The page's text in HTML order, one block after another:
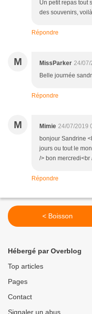
Un petit repas tout
des souvenirs,
Répondre
M MissParker 24/07/
Belle journée
Répondre
M Mimie 24/07/2019
bonjour Sandrine
jours ou tout le
/> bon mercredi<br
Répondre
< Boisson
Hébergé par Overblog
Top articles
Pages
Contact
Signaler un abus